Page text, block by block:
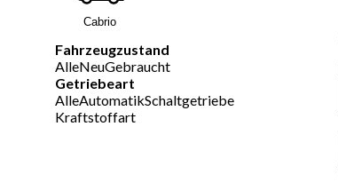
Cabrio
Fahrzeugzustand
AlleNeuGebraucht
Getriebeart
AlleAutomatikSchaltgetriebe
Kraftstoffart